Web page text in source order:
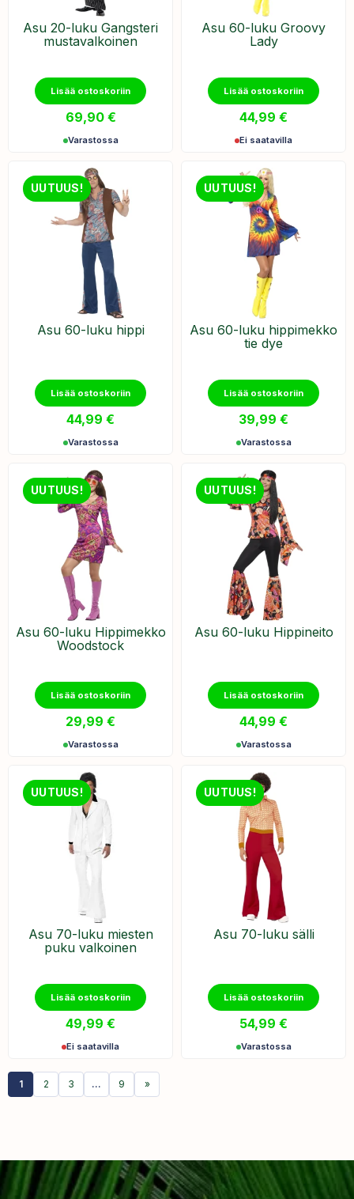
Asu 20-luku Gangsteri
mustavalkoinen
Lisää ostoskoriin
69,90 €
Varastossa
Asu 60-luku Groovy
Lady
Lisää ostoskoriin
44,99 €
Ei saatavilla
UUTUUS!
Asu 60-luku hippi
Lisää ostoskoriin
44,99 €
Varastossa
UUTUUS!
Asu 60-luku hippimekko
tie dye
Lisää ostoskoriin
39,99 €
Varastossa
UUTUUS!
Asu 60-luku Hippimekko
Woodstock
Lisää ostoskoriin
29,99 €
Varastossa
UUTUUS!
Asu 60-luku Hippineito
Lisää ostoskoriin
44,99 €
Varastossa
UUTUUS!
Asu 70-luku miesten
puku valkoinen
Lisää ostoskoriin
49,99 €
Ei saatavilla
UUTUUS!
Asu 70-luku sälli
Lisää ostoskoriin
54,99 €
Varastossa
1 2 3 … 9 »